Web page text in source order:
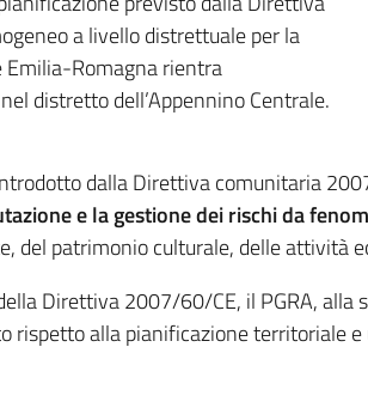
a livello distrettuale per la
Emilia-Romagna rientra
distretto dell’Appennino Centrale.
dalla Direttiva comunitaria
e la gestione dei rischi da
del patrimonio culturale, delle attività
Direttiva 2007/60/CE, il PGRA, alla
rispetto alla pianificazione territoriale